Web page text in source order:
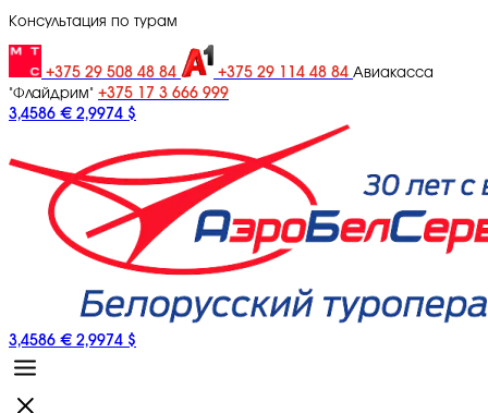
Консультация по турам
+375 29 508 48 84 +375 29 114 48 84 Авиакасса
"Флайдрим" +375 17 3 666 999
3,4586 € 2,9974 $
3,4586 € 2,9974 $